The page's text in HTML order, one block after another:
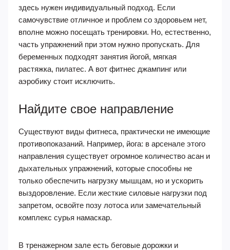
здесь нужен индивидуальный подход. Если
самочувствие отличное и проблем со здоровьем нет,
вполне можно посещать тренировки. Но, естественно,
часть упражнений при этом нужно пропускать. Для
беременных подходят занятия йогой, мягкая
растяжка, пилатес. А вот фитнес джампинг или
аэробику стоит исключить.
Найдите свое направление
Существуют виды фитнеса, практически не имеющие
противопоказаний. Например, йога: в арсенале этого
направления существует огромное количество асан и
дыхательных упражнений, которые способны не
только обеспечить нагрузку мышцам, но и ускорить
выздоровление. Если жесткие силовые нагрузки под
запретом, освойте позу лотоса или замечательный
комплекс сурья намаскар.
В тренажерном зале есть беговые дорожки и